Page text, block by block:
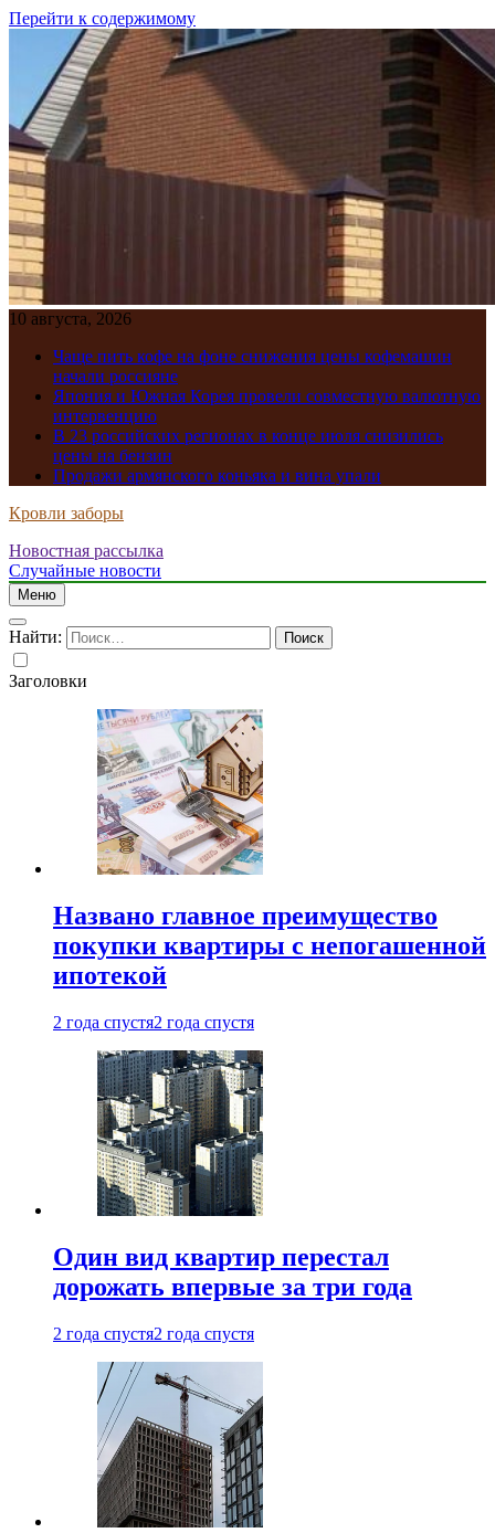
Перейти к содержимому
10 августа, 2026
Чаще пить кофе на фоне снижения цены кофемашин
начали россияне
Япония и Южная Корея провели совместную валютную
интервенцию
В 23 российских регионах в конце июля снизились
цены на бензин
Продажи армянского коньяка и вина упали
Кровли заборы
Новостная рассылка
Случайные новости
Меню
Найти:
Заголовки
Названо главное преимущество
покупки квартиры с непогашенной
ипотекой
2 года спустя2 года спустя
Один вид квартир перестал
дорожать впервые за три года
2 года спустя2 года спустя